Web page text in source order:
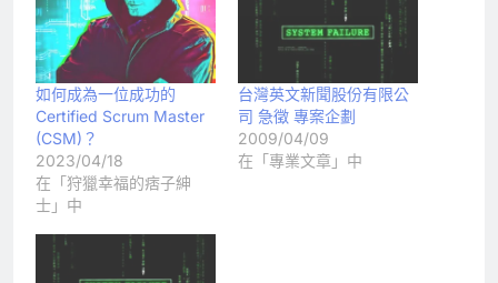
如何成為一位成功的
Certified Scrum Master
(CSM)？
2023/04/18
在「狩獵幸福的痞子紳
士」中
台灣英文新聞股份有限公
2009/04/09
在「專業文章」中